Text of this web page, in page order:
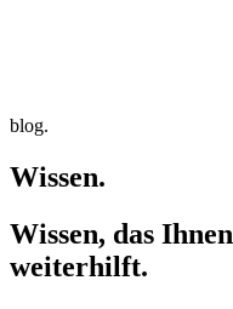
blog.
Wissen.
Wissen, das Ihnen
weiterhilft.